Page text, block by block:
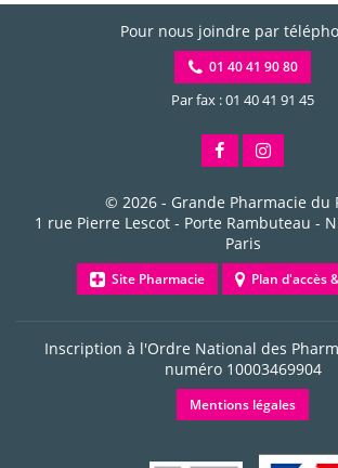
Pour nous joindre par
01 40 41 90 80
Par fax : 01 40 41 91 45
© 2026 - Grande Pharmacie du
1 rue Pierre Lescot - Porte Rambuteau -
Paris
Site Pharmacie Plan d'accès
Inscription à l'Ordre National des
numéro 10003469904
Mentions légales